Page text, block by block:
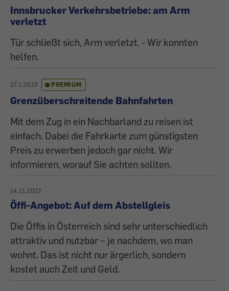
Innsbrucker Verkehrsbetriebe: am Arm
verletzt
Tür schließt sich, Arm verletzt. - Wir konnten
helfen.
27.1.2023 PREMIUM
Grenzüberschreitende Bahnfahrten
Mit dem Zug in ein Nachbarland zu reisen ist
einfach. Dabei die Fahrkarte zum günstigsten
Preis zu erwerben jedoch gar nicht. Wir
informieren, worauf Sie achten sollten.
14.11.2022
Öffi-Angebot: Auf dem Abstellgleis
Die Öffis in Österreich sind sehr unterschiedlich
attraktiv und nutzbar – je nachdem, wo man
wohnt. Das ist nicht nur ärgerlich, sondern
kostet auch Zeit und Geld.